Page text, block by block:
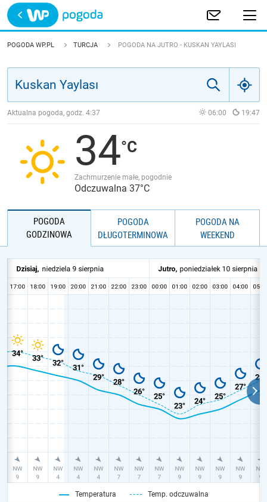
Trwa ładowanie
POLSKA
JAKOŚĆ POWIETRZA
POGODA WP.PL TURCJA POGODA NA JUTRO - KUSKAN YAYLASI
Aktualna pogoda, godz. 4:37 06:00 19:47
34
Zachmurzenie małe, pogodnie
Odczuwalna 37°C
POGODA
GODZINOWA
POGODA
DŁUGOTERMINOWA
POGODA NA
WEEKEND
Temperatura Temp. odczuwalna